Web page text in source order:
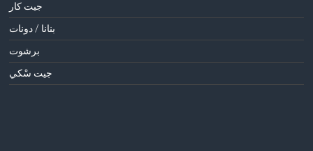
جيت كار
بنانا / دونات
برشوت
جيت سْكي